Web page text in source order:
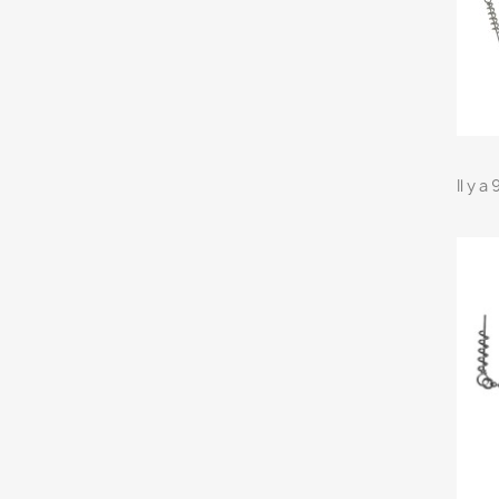
Il y a